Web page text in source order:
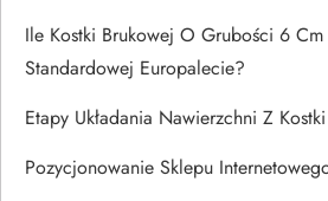
Ile Kostki Brukowej O Grubości 6
Standardowej Europalecie?
Etapy Układania Nawierzchni Z
Pozycjonowanie Sklepu